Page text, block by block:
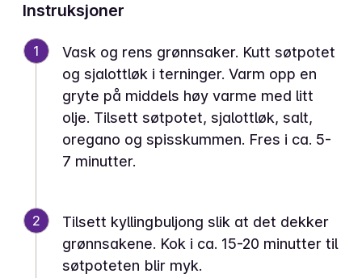
Instruksjoner
1
Vask og rens grønnsaker. Kutt søtpotet
og sjalottløk i terninger. Varm opp en
gryte på middels høy varme med litt
olje. Tilsett søtpotet, sjalottløk, salt,
oregano og spisskummen. Fres i ca. 5-
7 minutter.
2
Tilsett kyllingbuljong slik at det dekker
grønnsakene. Kok i ca. 15-20 minutter til
søtpoteten blir myk.